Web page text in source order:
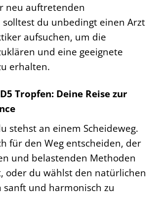
neu auftretenden
solltest du unbedingt einen Arzt
aufsuchen, um die
und eine geeignete
erhalten.
Tropfen: Deine Reise zur
stehst an einem Scheideweg.
für den Weg entscheiden, der
und belastenden Methoden
oder du wählst den natürlichen
sanft und harmonisch zu